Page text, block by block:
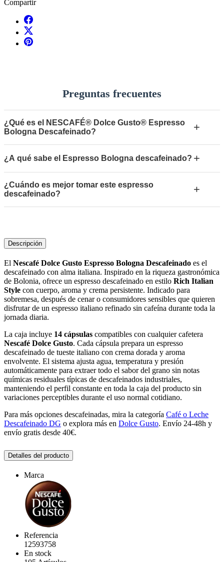
Compartir
Preguntas frecuentes
¿Qué es el NESCAFÉ® Dolce Gusto® Espresso
Bologna Descafeinado?
+
¿A qué sabe el Espresso Bologna descafeinado? +
¿Cuándo es mejor tomar este espresso
descafeinado?
+
Descripción
El Nescafé Dolce Gusto Espresso Bologna Descafeinado es el
descafeinado con alma italiana. Inspirado en la riqueza gastronómica
de Bolonia, ofrece un espresso descafeinado en estilo Rich Italian
Style con cuerpo, aroma y crema persistente. Indicado para
sobremesa, después de cenar o consumidores sensibles que quieren
disfrutar de un espresso italiano refinado sin cafeína durante toda la
jornada diaria.
La caja incluye 14 cápsulas compatibles con cualquier cafetera
Nescafé Dolce Gusto. Cada cápsula prepara un espresso
descafeinado de tueste italiano con crema dorada y aroma
envolvente. El sistema ajusta agua, temperatura y presión
automáticamente para extraer todo el sabor del grano sin notas
químicas residuales típicas de descafeinados industriales,
manteniendo el perfil constante en toda la caja del producto sin
variaciones perceptibles durante el uso normal cotidiano.
Para más opciones descafeinadas, mira la categoría Café o Leche
Descafeinado DG o explora más en Dolce Gusto. Envío 24-48h y
envío gratis desde 40€.
Detalles del producto
Marca
Referencia
12593758
En stock